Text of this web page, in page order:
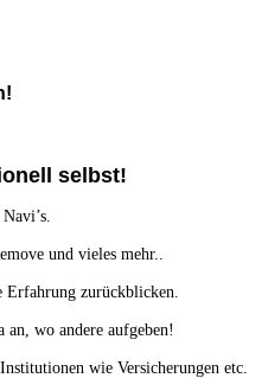
selbst!
und vieles mehr..
zurückblicken.
an, wo andere aufgeben!
wie Versicherungen etc.